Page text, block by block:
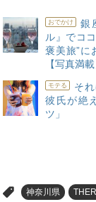
おでかけ
銀
ル』でコ
褒美旅”に
【写真満載
モテる
そ
彼氏が絶
ツ」
神奈川県